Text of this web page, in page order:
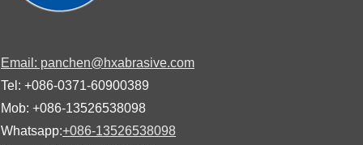
Email: panchen@hxabrasive.com
Tel: +086-0371-60900389
Mob: +086-13526538098
Whatsapp:+086-13526538098